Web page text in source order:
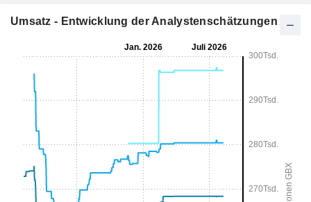
Umsatz - Entwicklung der Analystenschätzungen